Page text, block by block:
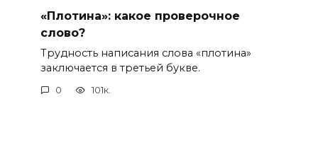
«Плотина»: какое проверочное
слово?
Трудность написания слова «плотина»
заключается в третьей букве.
0 101к.